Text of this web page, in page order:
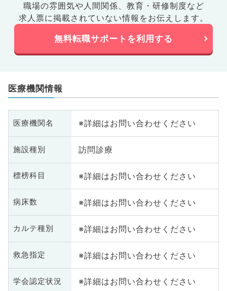
職場の雰囲気や人間関係、 教育・研修制度など
求人票に掲載されていない情報をお伝えします。
無料転職サポートを利用する
医療機関情報
医療機関名 ※詳細はお問い合わせください
施設種別 訪問診療
標榜科目 ※詳細はお問い合わせください
病床数 ※詳細はお問い合わせください
カルテ種別 ※詳細はお問い合わせください
救急指定 ※詳細はお問い合わせください
学会認定状況 ※詳細はお問い合わせください